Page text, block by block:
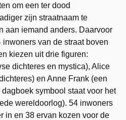
om een ter dood
zijn straatnaam te
aan iemand anders. Daarvoor
van de straat boven
kiezen uit drie figuren:
dichteres en mystica), Alice
en Anne Frank (een
symbool staat voor het
wereldoorlog). 54 inwoners
in en 38 ervan kozen voor de